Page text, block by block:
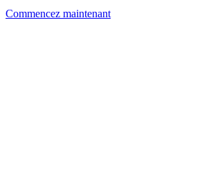
Commencez maintenant